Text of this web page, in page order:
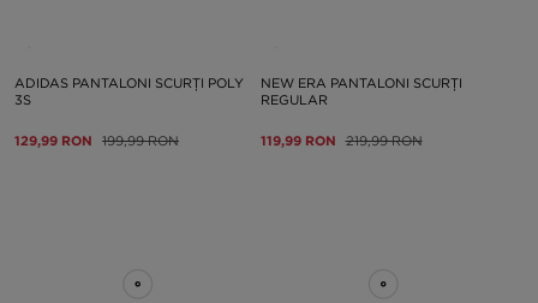
ADIDAS PANTALONI SCURȚI POLY
3S
129,99 RON 199,99 RON
NEW ERA PANTALONI SCURȚI
REGULAR
119,99 RON 219,99 RON